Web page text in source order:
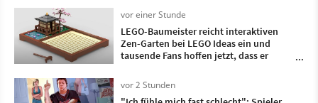
vor einer Stunde
LEGO-Baumeister reicht interaktiven
Zen-Garten bei LEGO Ideas ein und
tausende Fans hoffen jetzt, dass er
vor 2 Stunden